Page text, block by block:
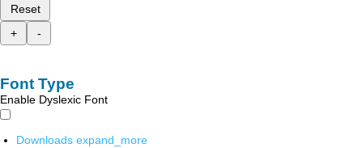
Reset
+
-
Font Type
Enable Dyslexic Font
Downloads expand_more